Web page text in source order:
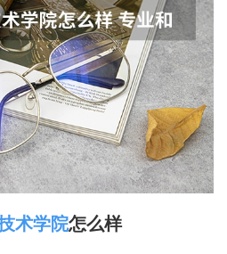
术学院怎么样